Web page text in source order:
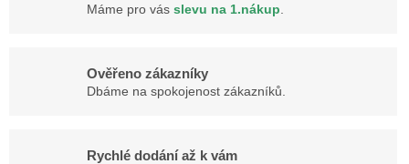
Máme pro vás slevu na 1.nákup
Ověřeno zákazníky
Dbáme na spokojenost zákazníků.
Rychlé dodání až k vám